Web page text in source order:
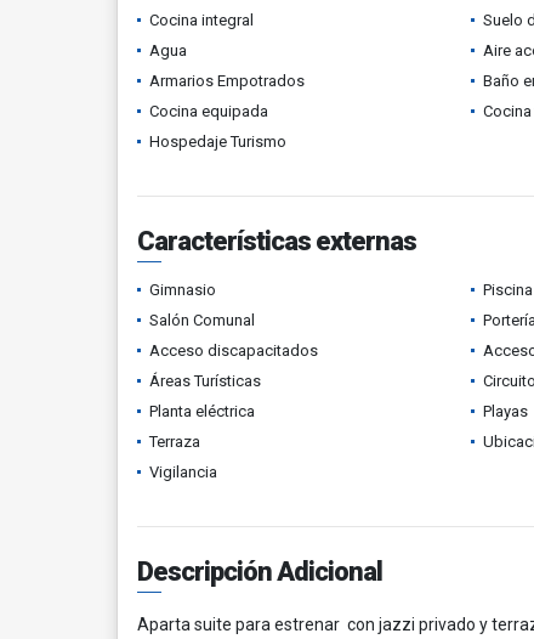
Cocina integral
Suelo
Agua
Aire
Armarios Empotrados
Baño
Cocina equipada
Hospedaje Turismo
Características externas
Gimnasio Piscina
Salón Comunal
Acceso discapacitados
Áreas Turísticas
Planta eléctrica
Playas
Terraza
Vigilancia
Descripción Adicional
Aparta suite para estrenar con jazzi privado y